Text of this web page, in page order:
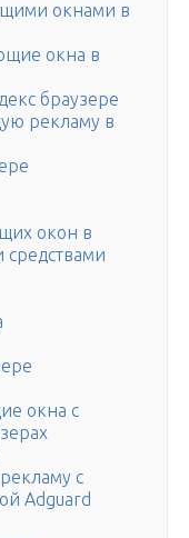
окнами в
окна в
браузере
рекламу в
окон в
окна с
с
Adguard